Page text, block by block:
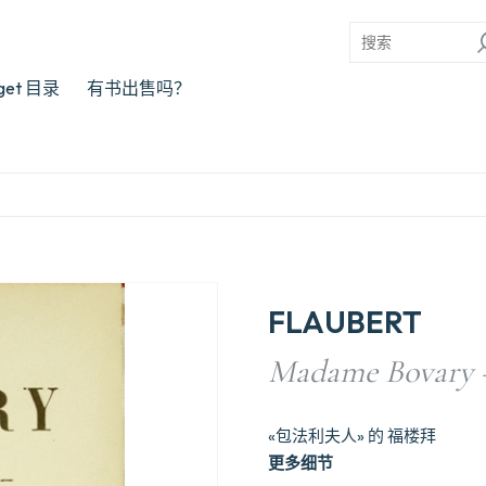
目录 有书出售吗？
FLAUBERT
Madame
«包法利夫人» 的 福楼拜
更多细节